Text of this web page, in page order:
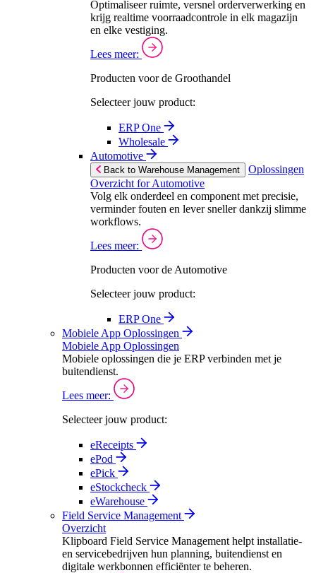
Optimaliseer ruimte, versnel orderverwerking en
krijg realtime voorraadcontrole in elk magazijn
en elke vestiging.
Lees meer:
Producten voor de Groothandel
Selecteer jouw product:
ERP One
Wholesale
Automotive
Back to Warehouse Management
Oplossingen
Overzicht for Automotive
Volg elk onderdeel en component met precisie,
verminder fouten en lever sneller dankzij slimme
workflows.
Lees meer:
Producten voor de Automotive
Selecteer jouw product:
ERP One
Mobiele App Oplossingen
Mobiele App Oplossingen
Mobiele oplossingen die je ERP verbinden met je
buitendienst.
Lees meer:
Selecteer jouw product:
eReceipts
ePod
ePick
eStockcheck
eWarehouse
Field Service Management
Overzicht
Klipboard Field Service Management helpt installatie-
en servicebedrijven hun planning, buitendienst en
digitale werkbonnen efficiënter te beheren.